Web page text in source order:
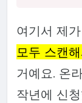
여기서 제
모두 스캔
거예요. 온
작년에 신